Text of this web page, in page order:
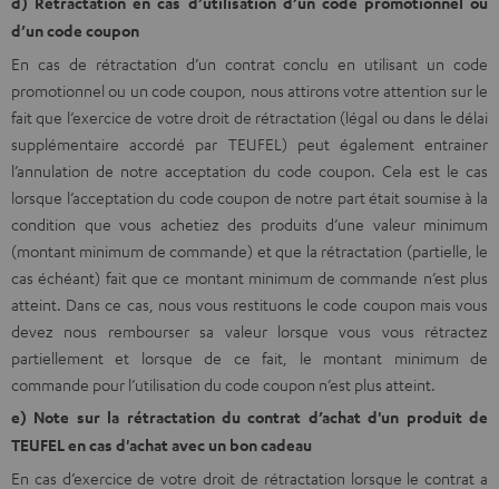
d’un code coupon
En cas de rétractation d’un contrat conclu en utilisant un code
promotionnel ou un code coupon, nous attirons votre attention sur le
fait que l’exercice de votre droit de rétractation (légal ou dans le délai
supplémentaire accordé par TEUFEL) peut également entrainer
l’annulation de notre acceptation du code coupon. Cela est le cas
lorsque l’acceptation du code coupon de notre part était soumise à la
condition que vous achetiez des produits d’une valeur minimum
(montant minimum de commande) et que la rétractation (partielle, le
cas échéant) fait que ce montant minimum de commande n’est plus
atteint. Dans ce cas, nous vous restituons le code coupon mais vous
devez nous rembourser sa valeur lorsque vous vous rétractez
partiellement et lorsque de ce fait, le montant minimum de
commande pour l’utilisation du code coupon n’est plus atteint.
e) Note sur la rétractation du contrat d’achat d'un produit de
TEUFEL en cas d'achat avec un bon cadeau
En cas d’exercice de votre droit de rétractation lorsque le contrat a